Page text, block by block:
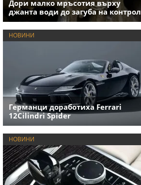
Дори малко мръсотия върху
джанта води до загуба на контрол
НОВИНИ
Германци доработиха Ferrari
12Cilindri Spider
НОВИНИ